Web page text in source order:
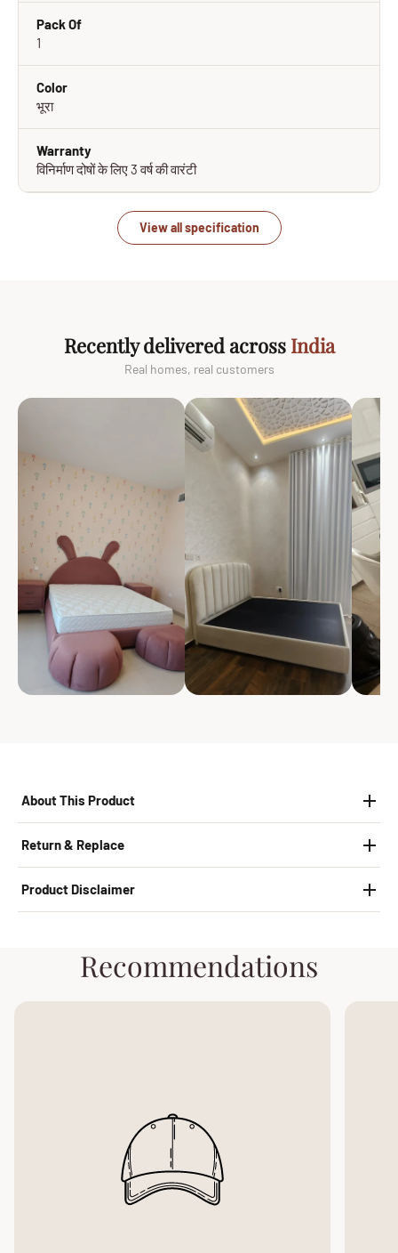
Pack Of
1
Color
भूरा
Warranty
विनिर्माण दोषों के लिए 3 वर्ष की वारंटी
View all specification
Recently delivered across India
Real homes, real customers
About This Product
Return & Replace
Product Disclaimer
Recommendations